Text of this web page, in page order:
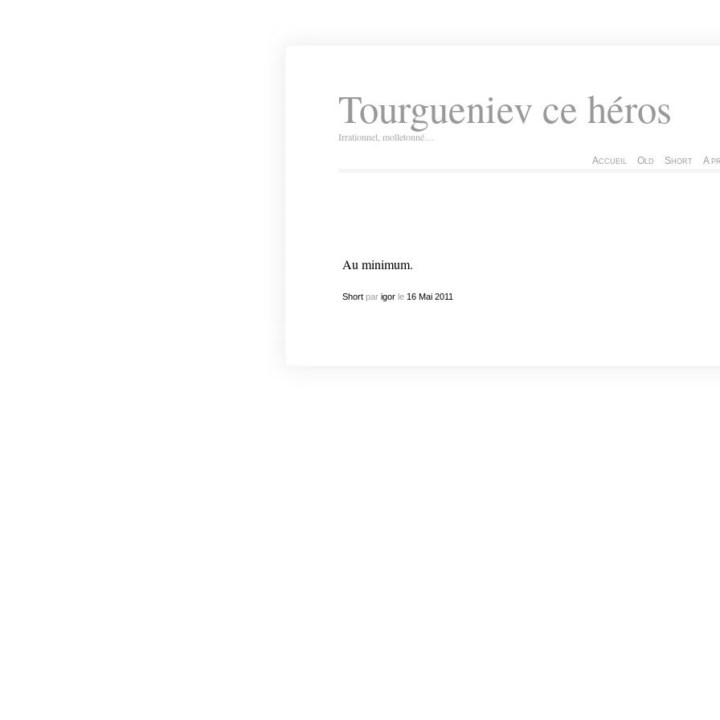
Tourgueniev ce héros
Irrationnel, molletonné…
Accueil Old Short A
Au minimum.
Shortpar igorle 16 Mai 2011